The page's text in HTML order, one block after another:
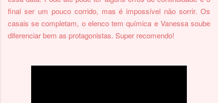
final ser um pouco corrido, mas é impossível não sorrir. Os
casais se completam, o elenco tem química e Vanessa soube
diferenciar bem as protagonistas. Super recomendo!